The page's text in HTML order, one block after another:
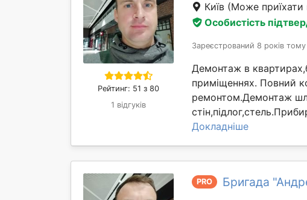
Рейтинг: 51 з 80
1 відгуків
Київ (Може приїхати
Особистість
Зареєстрований 8 років тому
Демонтаж в
приміщеннях. Повний
ремонтом.Демонтаж
Докладніше
PRO Бригада